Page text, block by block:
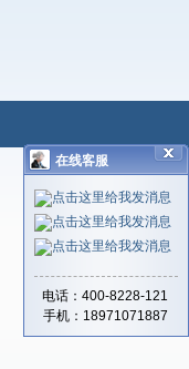
在线客服
电话：400-8228-121
手机：18971071887